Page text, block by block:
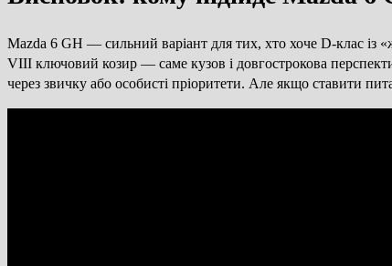
Mazda 6 GH — сильний варіант для тих, хто хоче D-клас
VIII ключовий козир — саме кузов і довгострокова
через звичку або особисті пріоритети. Але якщо ставити